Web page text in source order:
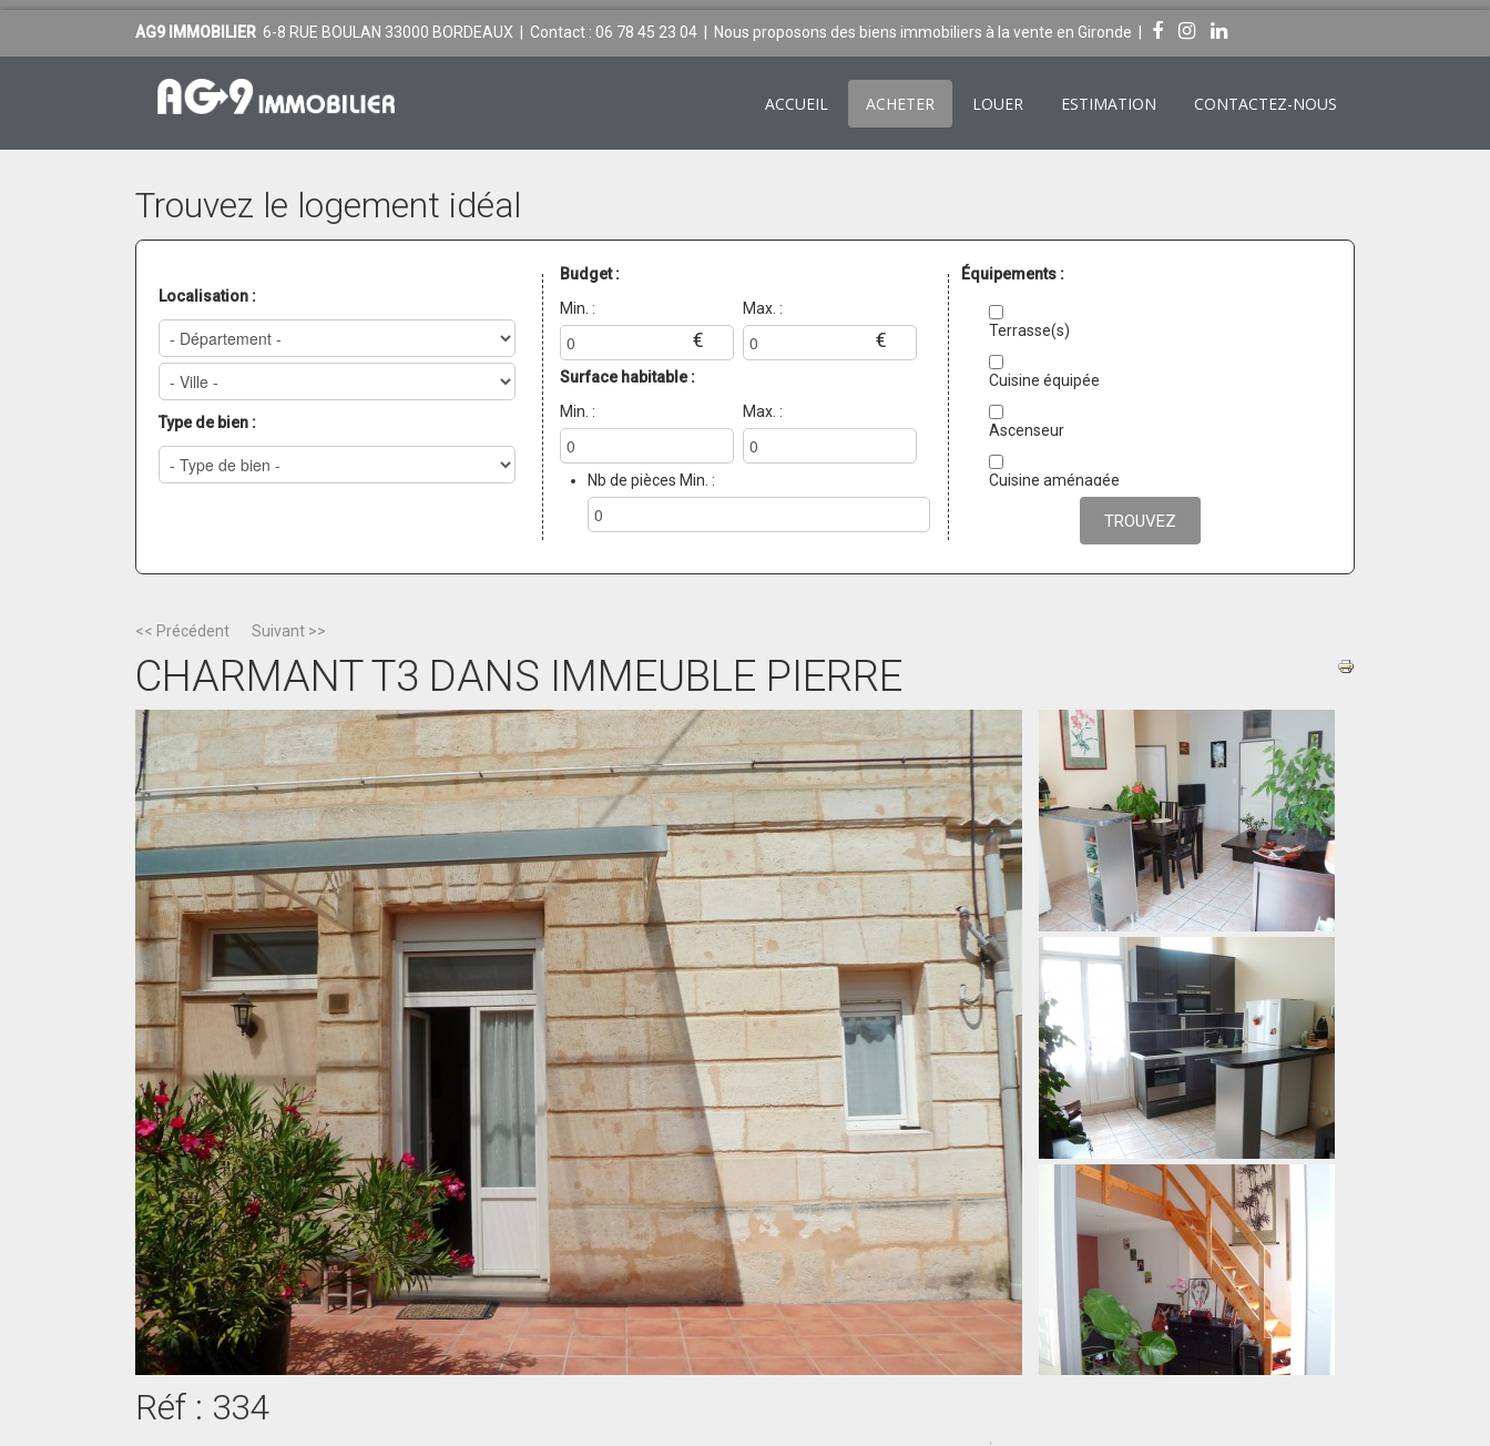
AG9 IMMOBILIER 6-8 RUE BOULAN 33000 BORDEAUX | Contact : 06 78 45 23 04 | Nous proposons des biens immobiliers à la vente en Gironde |
ACCUEIL ACHETER LOUER ESTIMATION CONTACTEZ-NOUS
Trouvez le logement idéal
Localisation :
Type de bien :
Budget :
Min. :
€
Max. :
€
Surface habitable :
Min. :
Max. :
Nb de pièces Min. :
Équipements :
Terrasse(s)
Cuisine équipée
Ascenseur
Cuisine aménagée
Meublé
Cave(s)
Sous-sol
Piscine
Balcon
Caméras
Jardin
SDE
SDE avec wc
SDB avec wc
WC séparés
WC séparés
SDB
Cellier
<< Précédent Suivant >>
CHARMANT T3 DANS IMMEUBLE PIERRE
Réf : 334